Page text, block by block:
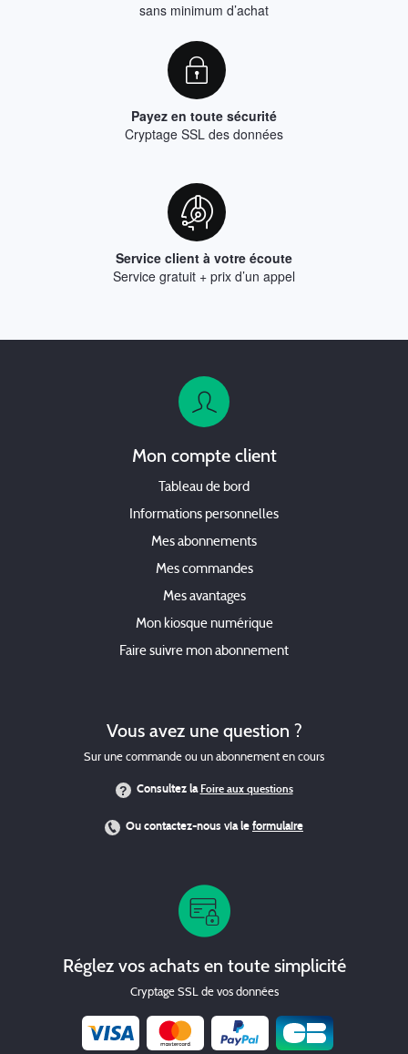
sans minimum d’achat
Payez en toute sécurité
Cryptage SSL des données
Service client à votre écoute
Service gratuit + prix d’un appel
Mon compte client
Tableau de bord
Informations personnelles
Mes abonnements
Mes commandes
Mes avantages
Mon kiosque numérique
Faire suivre mon abonnement
Vous avez une question ?
Sur une commande ou un abonnement en cours
Consultez la Foire aux questions
Ou contactez-nous via leformulaire
Réglez vos achats en toute simplicité
Cryptage SSL de vos données